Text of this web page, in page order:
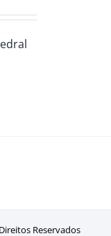
Reservados